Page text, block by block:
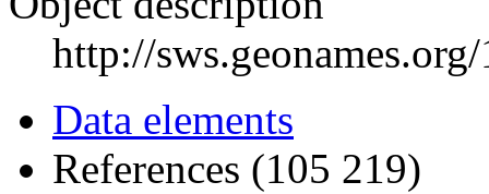
http://
Data elements
References (105 219)